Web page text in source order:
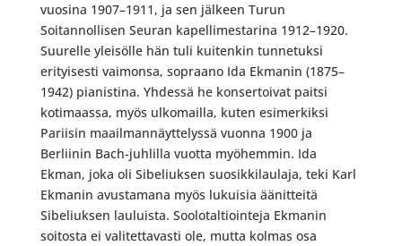
vuosina 1907–1911, ja sen jälkeen Turun
Soitannollisen Seuran kapellimestarina 1912–1920.
Suurelle yleisölle hän tuli kuitenkin tunnetuksi
erityisesti vaimonsa, sopraano Ida Ekmanin (1875–
1942) pianistina. Yhdessä he konsertoivat paitsi
kotimaassa, myös ulkomailla, kuten esimerkiksi
Pariisin maailmannäyttelyssä vuonna 1900 ja
Berliinin Bach-juhlilla vuotta myöhemmin. Ida
Ekman, joka oli Sibeliuksen suosikkilaulaja, teki Karl
Ekmanin avustamana myös lukuisia äänitteitä
Sibeliuksen lauluista. Soolotaltiointeja Ekmanin
soitosta ei valitettavasti ole, mutta kolmas osa